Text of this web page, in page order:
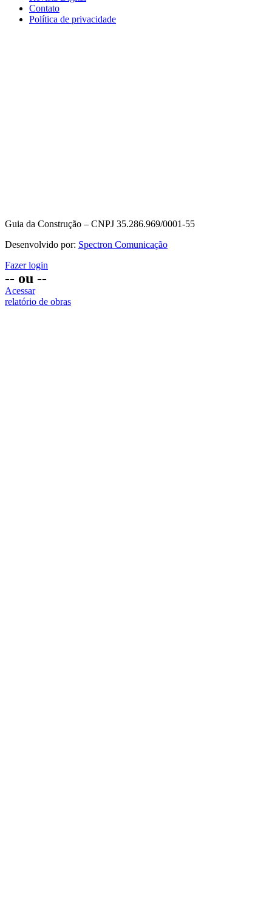
Contato
Política de privacidade
Guia da Construção – CNPJ 35.286.969/0001-55
Desenvolvido por: Spectron Comunicação
Fazer login
-- ou --
Acessar
relatório de obras